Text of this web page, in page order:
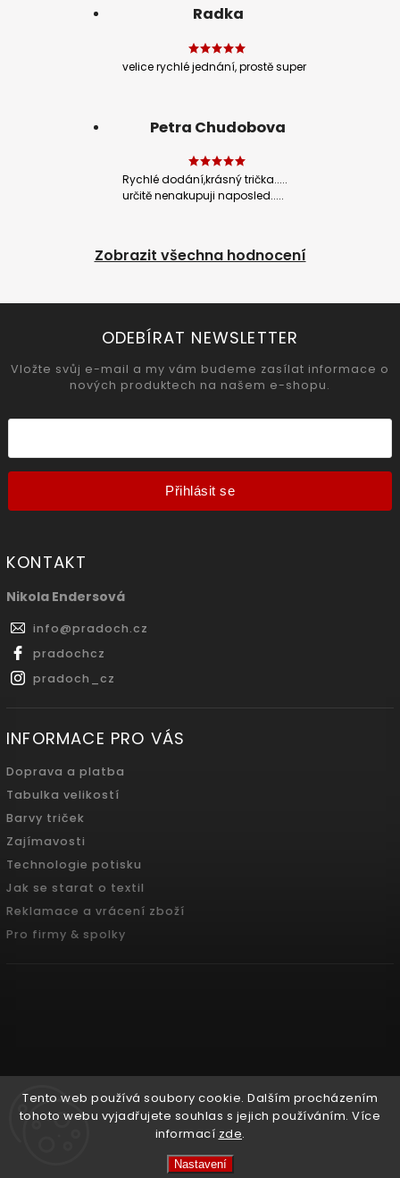
Tento web používá soubory cookie. Dalším procházením
tohoto webu vyjadřujete souhlas s jejich používáním. Více
informací zde.
Nastavení
Radka
velice rychlé jednání, prostě super
Petra Chudobova
Rychlé dodání,krásný trička.....
určitě nenakupuji naposled.....
Zobrazit všechna hodnocení
ODEBÍRAT NEWSLETTER
Vložte svůj e-mail a my vám budeme zasílat informace o
nových produktech na našem e-shopu.
Přihlásit se
KONTAKT
Nikola Endersová
info@pradoch.cz
pradochcz
pradoch_cz
INFORMACE PRO VÁS
Doprava a platba
Tabulka velikostí
Barvy triček
Zajímavosti
Technologie potisku
Jak se starat o textil
Reklamace a vrácení zboží
Pro firmy & spolky